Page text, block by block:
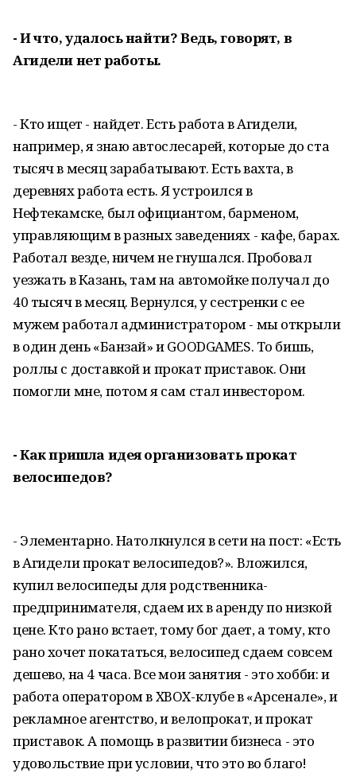
- И что, удалось найти? Ведь, говорят, в
Агидели нет работы.
- Кто ищет - найдет. Есть работа в Агидели,
например, я знаю автослесарей, которые до ста
тысяч в месяц зарабатывают. Есть вахта, в
деревнях работа есть. Я устроился в
Нефтекамске, был официантом, барменом,
управляющим в разных заведениях - кафе, барах.
Работал везде, ничем не гнушался. Пробовал
уезжать в Казань, там на автомойке получал до
40 тысяч в месяц. Вернулся, у сестренки с ее
мужем работал администратором - мы открыли
в один день «Банзай» и GOODGAMES. То бишь,
роллы с доставкой и прокат приставок. Они
помогли мне, потом я сам стал инвестором.
- Как пришла идея организовать прокат
велосипедов?
- Элементарно. Натолкнулся в сети на пост: «Есть
в Агидели прокат велосипедов?». Вложился,
купил велосипеды для родственника-
предпринимателя, сдаем их в аренду по низкой
цене. Кто рано встает, тому бог дает, а тому, кто
рано хочет покататься, велосипед сдаем совсем
дешево, на 4 часа. Все мои занятия - это хобби: и
работа оператором в XBOX-клубе в «Арсенале», и
рекламное агентство, и велопрокат, и прокат
приставок. А помощь в развитии бизнеса - это
удовольствие при условии, что это во благо!